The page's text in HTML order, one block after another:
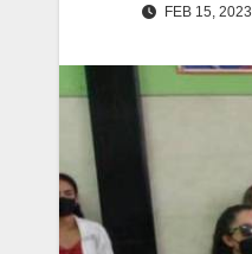
FEB 15, 2023